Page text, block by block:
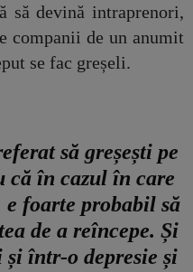
să devină intraprenori,
companii de un anumit
se fac greșeli.
să greșești pe
că în cazul în care
foarte probabil să
de a reîncepe. Și
și într-o depresie și